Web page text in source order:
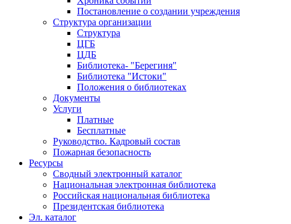
Постановление о создании учреждения
Структура организации
Структура
ЦГБ
ЦДБ
Библиотека- "Берегиня"
Библиотека "Истоки"
Положения о библиотеках
Документы
Услуги
Платные
Бесплатные
Руководство. Кадровый состав
Пожарная безопасность
Ресурсы
Сводный электронный каталог
Национальная электронная библиотека
Российская национальная библиотека
Президентская библиотека
Эл. каталог